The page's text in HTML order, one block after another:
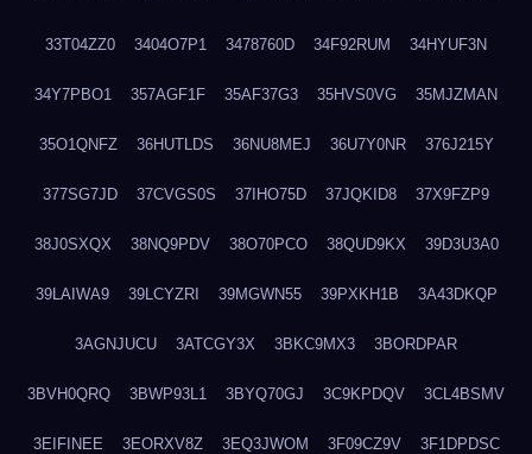
33T04ZZ0 3404O7P1 3478760D 34F92RUM 34HYUF3N
34Y7PBO1 357AGF1F 35AF37G3 35HVS0VG 35MJZMAN
35O1QNFZ 36HUTLDS 36NU8MEJ 36U7Y0NR 376J215Y
377SG7JD 37CVGS0S 37IHO75D 37JQKID8 37X9FZP9
38J0SXQX 38NQ9PDV 38O70PCO 38QUD9KX 39D3U3A0
39LAIWA9 39LCYZRI 39MGWN55 39PXKH1B 3A43DKQP
3AGNJUCU 3ATCGY3X 3BKC9MX3 3BORDPAR
3BVH0QRQ 3BWP93L1 3BYQ70GJ 3C9KPDQV 3CL4BSMV
3EIFINEE 3EORXV8Z 3EQ3JWOM 3F09CZ9V 3F1DPDSC